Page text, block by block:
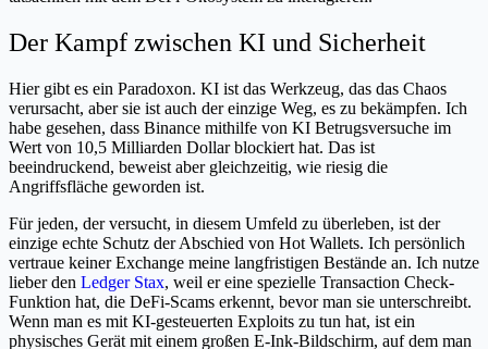
Der Kampf zwischen KI und Sicherheit
Hier gibt es ein Paradoxon. KI ist das Werkzeug, das das Chaos
verursacht, aber sie ist auch der einzige Weg, es zu bekämpfen. Ich
habe gesehen, dass Binance mithilfe von KI Betrugsversuche im
Wert von 10,5 Milliarden Dollar blockiert hat. Das ist
beeindruckend, beweist aber gleichzeitig, wie riesig die
Angriffsfläche geworden ist.
Für jeden, der versucht, in diesem Umfeld zu überleben, ist der
einzige echte Schutz der Abschied von Hot Wallets. Ich persönlich
vertraue keiner Exchange meine langfristigen Bestände an. Ich nutze
lieber den Ledger Stax, weil er eine spezielle Transaction Check-
Funktion hat, die DeFi-Scams erkennt, bevor man sie unterschreibt.
Wenn man es mit KI-gesteuerten Exploits zu tun hat, ist ein
physisches Gerät mit einem großen E-Ink-Bildschirm, auf dem man